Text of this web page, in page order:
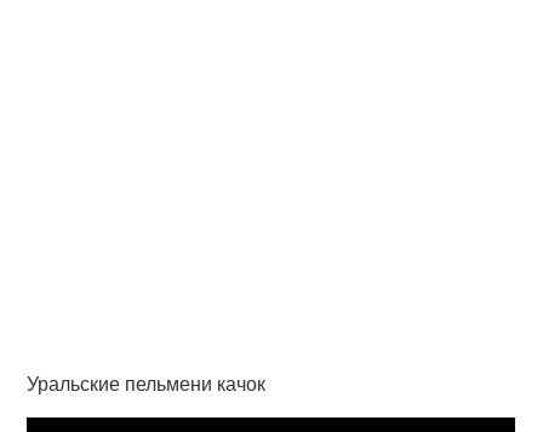
Уральские пельмени качок